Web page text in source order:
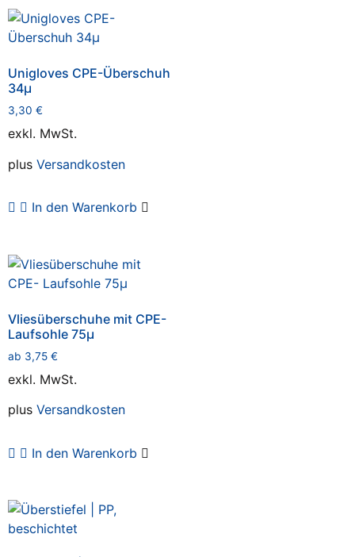
Unigloves CPE-Überschuh
34µ
3,30 €
exkl. MwSt.
plus Versandkosten
In den Warenkorb
Vliesüberschuhe mit CPE-
Laufsohle 75µ
ab 3,75 €
exkl. MwSt.
plus Versandkosten
In den Warenkorb